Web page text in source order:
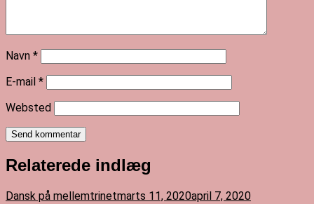
Navn *
E-mail *
Websted
Send kommentar
Relaterede indlæg
Dansk på mellemtrinetmarts 11, 2020april 7, 2020